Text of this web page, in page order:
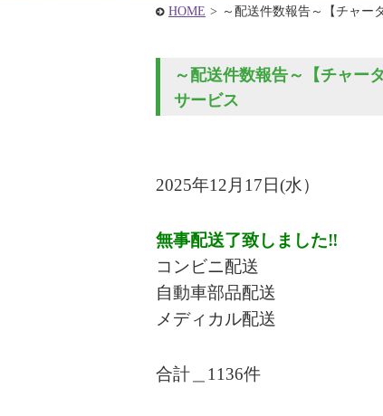
HOME > ～配送件数報告～【チャー
～配送件数報告～【チャー
サービス
2025年12 月17 日(水）
無事配送了致しました‼
コンビニ配送
自動車部品配送
メディカル配送
合計＿1136件